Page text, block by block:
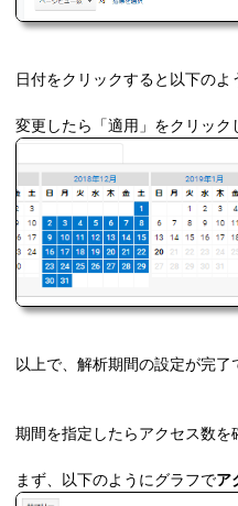
日付をクリックすると以下のよ
変更したら「適用」をクリック
以上で、解析期間の設定が完了
期間を指定したらアクセス数を
まず、以下のようにグラフでア